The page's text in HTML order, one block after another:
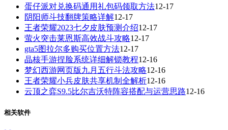
蛋仔派对兑换码通用礼包码领取方法12-17
阴阳师斗技翻牌策略详解12-17
王者荣耀2023七夕皮肤预测介绍12-17
萤火突击莱恩斯高效战斗攻略12-17
gta5图拉尔多购买位置方法12-17
晶核手游捏脸系统详细解锁教程12-16
梦幻西游网页版九月五行斗法攻略12-16
王者荣耀小兵皮肤共享机制全解析12-16
云顶之弈S9.5比尔吉沃特阵容搭配与运营思路12-16
相关软件